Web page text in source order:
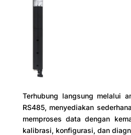
Terhubung langsung melalui
RS485, menyediakan
memproses data dengan
kalibrasi, konfigurasi, dan